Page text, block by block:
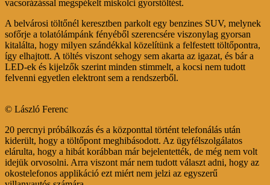
vacsorázással megspékelt miskolci gyorstöltést.
A belvárosi töltőnél keresztben parkolt egy benzines SUV, melynek
sofőrje a tolatólámpánk fényéből szerencsére viszonylag gyorsan
kitalálta, hogy milyen szándékkal közelítünk a felfestett töltőpontra,
így elhajtott. A töltés viszont sehogy sem akarta az igazat, és bár a
LED-ek és kijelzők szerint minden stimmelt, a kocsi nem tudott
felvenni egyetlen elektront sem a rendszerből.
© László Ferenc
20 percnyi próbálkozás és a központtal történt telefonálás után
kiderült, hogy a töltőpont meghibásodott. Az ügyfélszolgálatos
elárulta, hogy a hibát korábban már bejelentették, de még nem volt
idejük orvosolni. Arra viszont már nem tudott választ adni, hogy az
okostelefonos applikáció ezt miért nem jelzi az egyszerű